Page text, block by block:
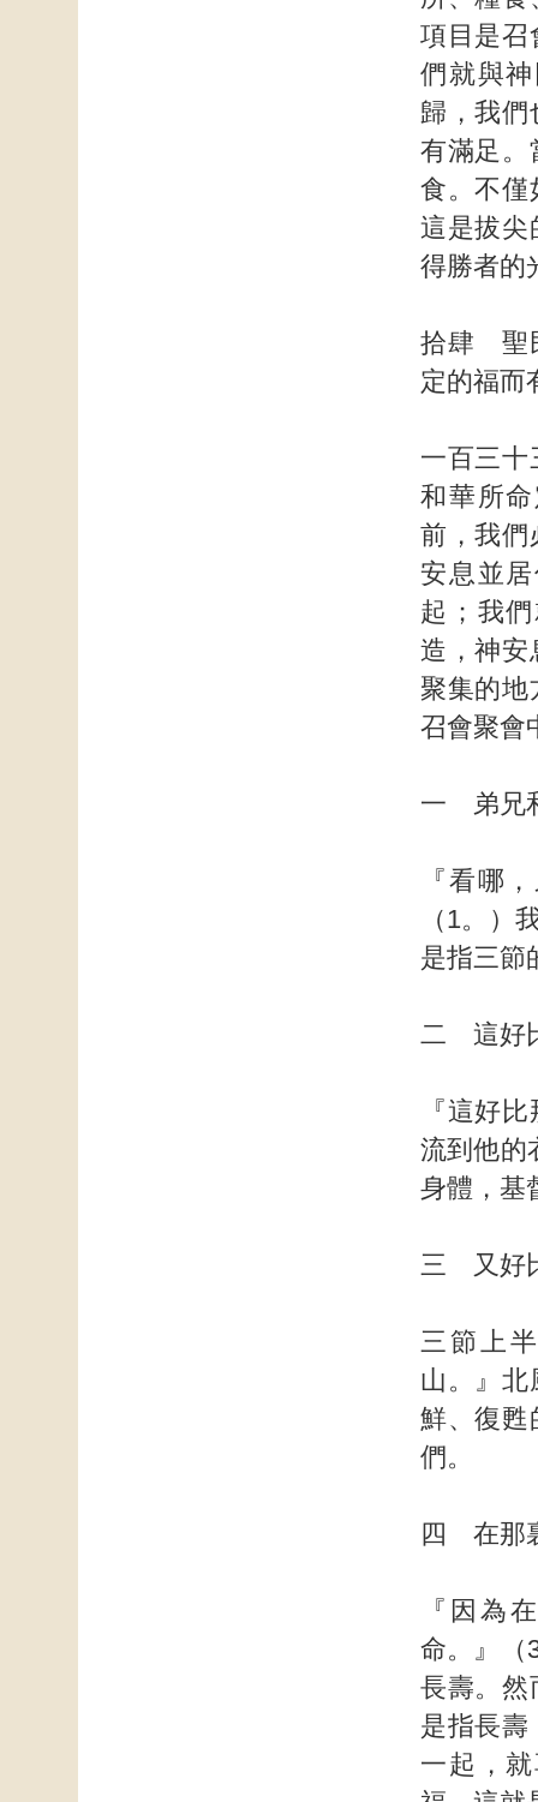
項目是召
們就與
歸，我們
有滿足。
食。不僅
這是拔尖
得勝者的
拾肆 聖
定的福而
一百三十
和華所
前，我們
安息並
起；我
造，神安
聚集的地
召會聚會
一 弟兄
『看哪
（1。）
是指三節
二 這好
『這好
流到他的
身體，基
三 又好
三節上
山。』北
鮮、復甦
們。
四 在那
『因為
命。』（
長壽。然
是指長壽
一起，